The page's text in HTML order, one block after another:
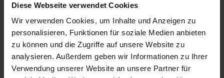
Diese Webseite verwendet Cookies
Wir verwenden Cookies, um Inhalte und Anzeigen zu
personalisieren, Funktionen für soziale Medien anbieten
zu können und die Zugriffe auf unsere Website zu
analysieren. Außerdem geben wir Informationen zu Ihrer
Verwendung unserer Website an unsere Partner für
Versicherungsvermittlerregister gemäß § 11a
Gewerbeordnung:
Register-Nr.: D-6F0L-6TNLE-48
Tätigkeitsart: Versicherungsvertreter mit